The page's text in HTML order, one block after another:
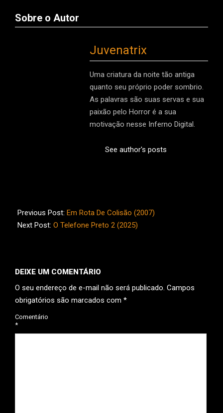
Sobre o Autor
Juvenatrix
Uma criatura da noite tão antiga
quanto seu próprio poder sombrio.
As palavras são suas servas e sua
paixão pelo Horror é a sua
motivação nesse Inferno Digital.
See author's posts
10-
15
Previous Post: Em Rota De Colisão (2007)
Next Post: O Telefone Preto 2 (2025)
DEIXE UM COMENTÁRIO
O seu endereço de e-mail não será publicado. Campos
obrigatórios são marcados com *
Comentário
*